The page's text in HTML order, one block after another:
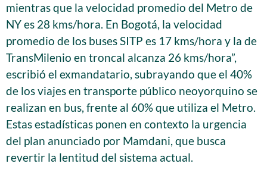
mientras que la velocidad promedio del Metro de
NY es 28 kms/hora. En Bogotá, la velocidad
promedio de los buses SITP es 17 kms/hora y la de
TransMilenio en troncal alcanza 26 kms/hora”,
escribió el exmandatario, subrayando que el 40%
de los viajes en transporte público neoyorquino se
realizan en bus, frente al 60% que utiliza el Metro.
Estas estadísticas ponen en contexto la urgencia
del plan anunciado por Mamdani, que busca
revertir la lentitud del sistema actual.